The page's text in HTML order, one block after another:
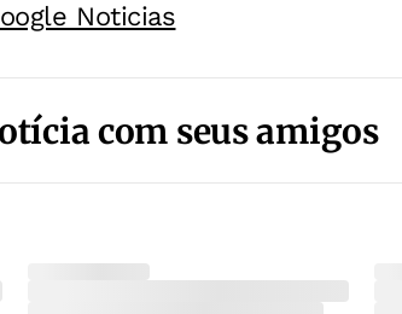
Noticias
com seus amigos